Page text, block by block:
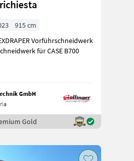
915 cm
Vorführschneidwerk
für CASE B700
GmbH
Gold